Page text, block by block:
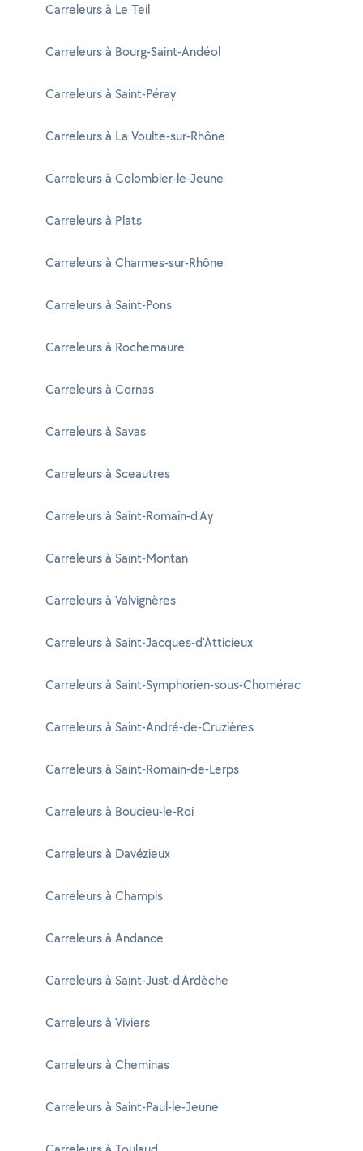
Carreleurs à Le Teil
Carreleurs à Bourg-Saint-Andéol
Carreleurs à Saint-Péray
Carreleurs à La Voulte-sur-Rhône
Carreleurs à Colombier-le-Jeune
Carreleurs à Plats
Carreleurs à Charmes-sur-Rhône
Carreleurs à Saint-Pons
Carreleurs à Rochemaure
Carreleurs à Cornas
Carreleurs à Savas
Carreleurs à Sceautres
Carreleurs à Saint-Romain-d'Ay
Carreleurs à Saint-Montan
Carreleurs à Valvignères
Carreleurs à Saint-Jacques-d'Atticieux
Carreleurs à Saint-Symphorien-sous-Chomérac
Carreleurs à Saint-André-de-Cruzières
Carreleurs à Saint-Romain-de-Lerps
Carreleurs à Boucieu-le-Roi
Carreleurs à Davézieux
Carreleurs à Champis
Carreleurs à Andance
Carreleurs à Saint-Just-d'Ardèche
Carreleurs à Viviers
Carreleurs à Cheminas
Carreleurs à Saint-Paul-le-Jeune